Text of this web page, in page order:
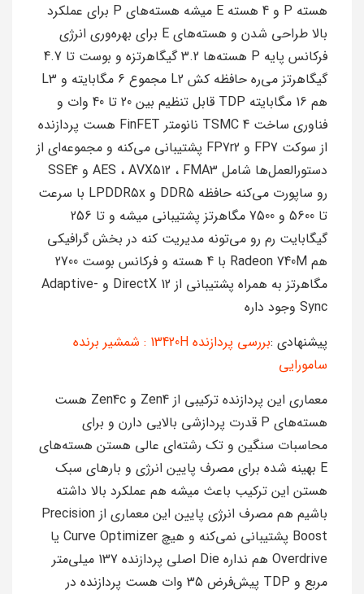
هسته P و 4 هسته E میشه هسته‌های P برای عملکرد
بالا طراحی شدن و هسته‌های E برای بهره‌وری انرژی
فرکانس پایه P هسته‌ها 3.2 گیگاهرتزه و بوست تا 4.7
گیگاهرتز می‌ره حافظه کش L2 مجموع 6 مگابایته و L3
هم 16 مگابایته TDP قابل تنظیم بین 20 تا 40 وات و
فناوری ساخت TSMC 4 نانومتر FinFET هست پردازنده
از سوکت FP7 و FP7r2 پشتیبانی می‌کنه و مجموعه‌ای از
دستورالعمل‌ها شامل AES ، AVX512 ، FMA3 و SSE4
رو ساپورت می‌کنه حافظه DDR5 و LPDDR5x با سرعت
تا 5600 و 7500 مگاهرتز پشتیبانی میشه و تا 256
گیگابایت رم رو می‌تونه مدیریت کنه در بخش گرافیکی
هم Radeon 740M با 4 هسته و فرکانس بوست 2700
مگاهرتز به همراه پشتیبانی از DirectX 12 و Adaptive-
Sync وجود داره
پیشنهادی :
بررسی پردازنده 13420H : شمشیر برنده
سامورایی
معماری این پردازنده ترکیبی از Zen4 و Zen4c هست
هسته‌های P قدرت پردازشی بالایی دارن و برای
محاسبات سنگین و تک رشته‌ای عالی هستن هسته‌های
E بهینه شده برای مصرف پایین انرژی و بارهای سبک
هستن این ترکیب باعث میشه هم عملکرد بالا داشته
باشیم هم مصرف انرژی پایین این معماری از Precision
Boost پشتیبانی نمی‌کنه و هیچ Curve Optimizer یا
Overdrive هم نداره Die اصلی پردازنده 137 میلی‌متر
مربع و TDP پیش‌فرض 35 وات هست پردازنده در